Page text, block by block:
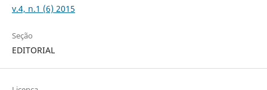
v.4, n.1 (6) 2015
Seção
EDITORIAL